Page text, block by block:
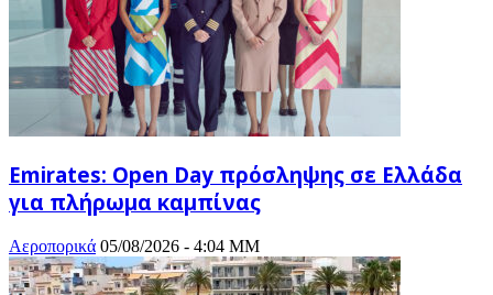
Emirates: Open Day πρόσληψης σε Ελλάδα
για πλήρωμα καμπίνας
Αεροπορικά 05/08/2026 - 4:04 ΜΜ